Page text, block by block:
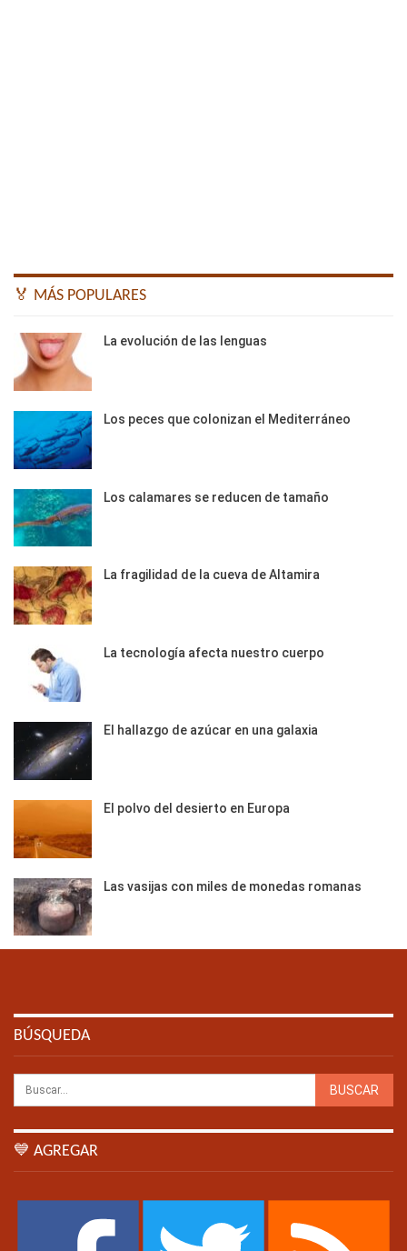
🏅 MÁS POPULARES
La evolución de las lenguas
Los peces que colonizan el Mediterráneo
Los calamares se reducen de tamaño
La fragilidad de la cueva de Altamira
La tecnología afecta nuestro cuerpo
El hallazgo de azúcar en una galaxia
El polvo del desierto en Europa
Las vasijas con miles de monedas romanas
BÚSQUEDA
💙 AGREGAR